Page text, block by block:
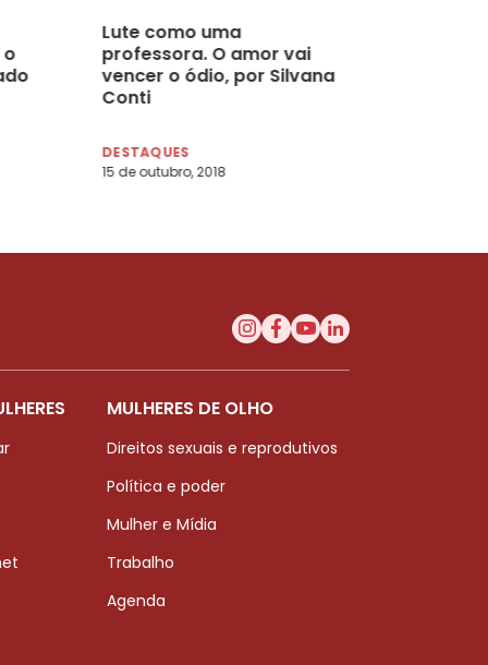
o
Lute como uma
professora. O amor vai
vencer o ódio, por Silvana
Conti
DESTAQUES
15 de outubro, 2018
MULHERES DE OLHO
Direitos sexuais e reprodutivos
Política e poder
Mulher e Mídia
Trabalho
Agenda